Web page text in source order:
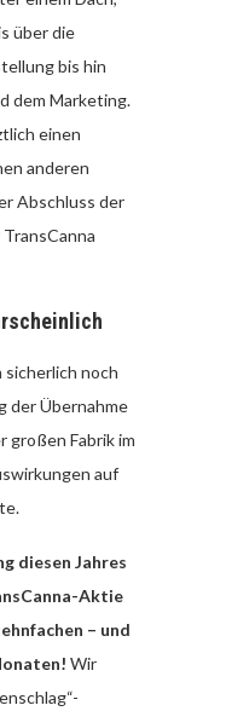
über die
bis hin
dem Marketing.
einen
anderen
Abschluss der
noch
der Übernahme
großen Fabrik im
auf
diesen Jahres
Aktie
– und
Wir